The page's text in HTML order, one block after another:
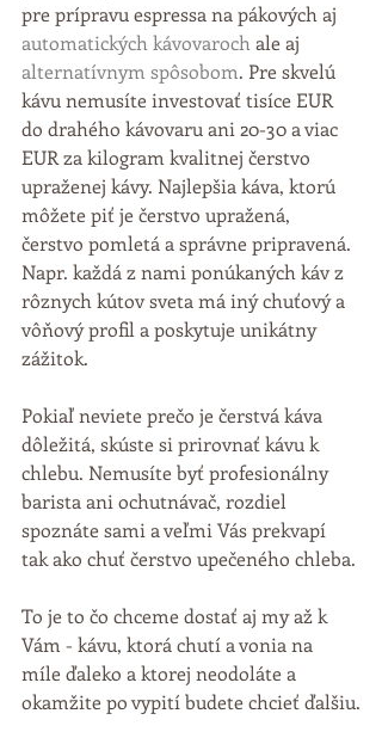
pre prípravu espressa na pákových aj
automatických kávovaroch ale aj
alternatívnym spôsobom. Pre skvelú
kávu nemusíte investovať tisíce EUR
do drahého kávovaru ani 20-30 a viac
EUR za kilogram kvalitnej čerstvo
upraženej kávy. Najlepšia káva, ktorú
môžete piť je čerstvo upražená,
čerstvo pomletá a správne pripravená.
Napr. každá z nami ponúkaných káv z
rôznych kútov sveta má iný chuťový a
vôňový profil a poskytuje unikátny
zážitok.
Pokiaľ neviete prečo je čerstvá káva
dôležitá, skúste si prirovnať kávu k
chlebu. Nemusíte byť profesionálny
barista ani ochutnávač, rozdiel
spoznáte sami a veľmi Vás prekvapí
tak ako chuť čerstvo upečeného chleba.
To je to čo chceme dostať aj my až k
Vám - kávu, ktorá chutí a vonia na
míle ďaleko a ktorej neodoláte a
okamžite po vypití budete chcieť ďalšiu.